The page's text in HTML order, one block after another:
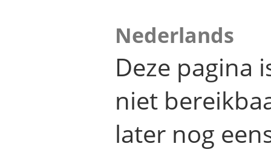
Nederlands
Deze pagina
niet
later nog